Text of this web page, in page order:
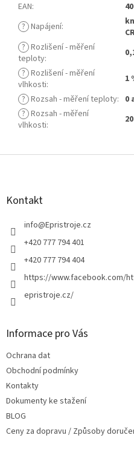
EAN:
? Napájení:
? Rozlišení - měření
teploty:
? Rozlišení - měření
vlhkosti:
1
? Rozsah - měření teploty: 0
? Rozsah - měření
vlhkosti:
Z
Kontakt
info@Epristroje.cz
+420 777 794 401
+420 777 794 404
https://www.facebook.com/
epristroje.cz/
Informace pro Vás
Ochrana dat
Obchodní podmínky
Kontakty
Dokumenty ke stažení
BLOG
Ceny za dopravu / Způsoby